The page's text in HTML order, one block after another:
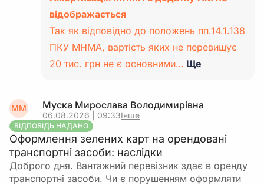
відображається
Так як відповідно до положень пп.14.1.138
ПКУ МНМА, вартість яких не перевищує
20 тис. грн не є основними… Ще
ММ Муска Мирослава Володимирівна
06.08.2026 | 09:33Інше
ВІДПОВІДЬ НАДАНО
Оформлення зелених карт на орендовані
транспортні засоби: наслідки
Доброго дня. Вантажний перевізник здає в оренду
транспортні засоби. Чи є порушенням оформляти